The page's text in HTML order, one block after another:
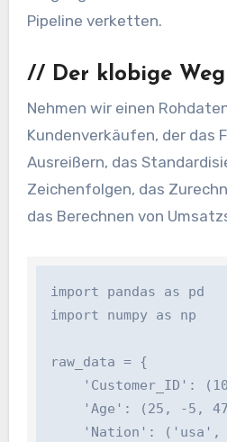
Pipeline verketten.
// Der klobige Weg
Nehmen wir einen
Kundenverkäufen, der das
Ausreißern, das
Zeichenfolgen, das
das Berechnen von
import pandas as pd
import numpy as np
raw_data = {
'Customer_ID':
'Age': (25, -5,
'Nation': ('usa',